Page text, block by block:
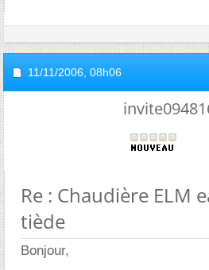
11/11/2006, 08h06
Re : Chaudière ELM
tiède
Bonjour,